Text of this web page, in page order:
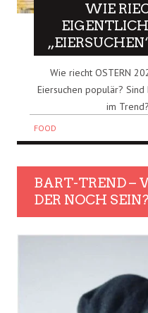
WIE
Wie riecht OSTERN
Eiersuchen populär?
im
FOOD
BART-TREND –
DER NOCH SEIN?